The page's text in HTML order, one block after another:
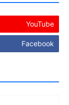
YouTube
Facebook